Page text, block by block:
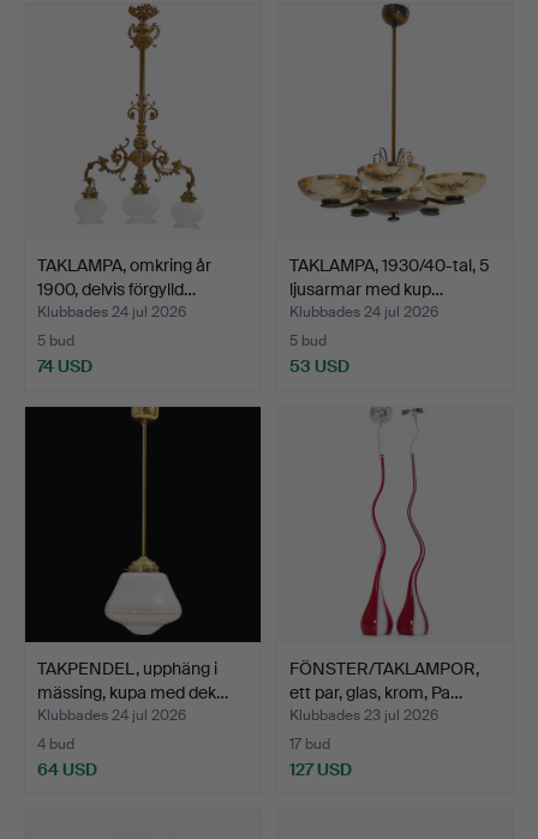
TAKLAMPA, omkring år
1900, delvis förgylld…
Klubbades 24 jul 2026
5 bud
74 USD
TAKLAMPA, 1930/40-tal, 5
ljusarmar med kup…
Klubbades 24 jul 2026
5 bud
53 USD
TAKPENDEL, upphäng i
mässing, kupa med dek…
Klubbades 24 jul 2026
4 bud
64 USD
FÖNSTER/TAKLAMPOR,
ett par, glas, krom, Pa…
Klubbades 23 jul 2026
17 bud
127 USD